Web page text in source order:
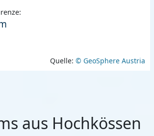
Quelle: © GeoSphere Austria
aus Hochkössen